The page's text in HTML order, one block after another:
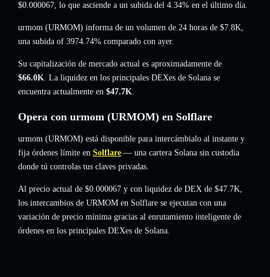
$0.000067, lo que asciende a un subida del 4.34% en el último día.
urmom (URMOM) informa de un volumen de 24 horas de $7.8K,
una subida of 3974.74% comparado con ayer.
Su capitalización de mercado actual es aproximadamente de
$66.0K. La liquidez en los principales DEXes de Solana se
encuentra actualmente en $47.7K.
Opera con urmom (URMOM) en Solflare
urmom (URMOM) está disponible para intercámbialo al instante y
fija órdenes límite en Solflare — una cartera Solana sin custodia
donde tú controlas tus claves privadas.
Al precio actual de $0.000067 y con liquidez de DEX de $47.7K,
los intercambios de URMOM en Solflare se ejecutan con una
variación de precio mínima gracias al enrutamiento inteligente de
órdenes en los principales DEXes de Solana.